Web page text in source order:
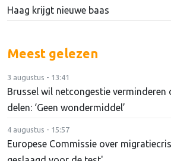
Haag krijgt nieuwe baas
Meest gelezen
3 augustus - 13:41
Brussel wil netcongestie
delen: ‘Geen wondermiddel’
4 augustus - 15:57
Europese Commissie over